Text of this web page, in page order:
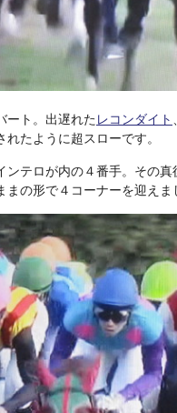
ート。出遅れたレコンダイト
たように超スローです。
ンテロが内の４番手。その
の形で４コーナーを迎えま